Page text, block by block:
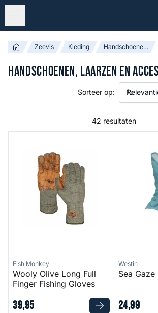
Zeevis Kleding Handschoenen, Laarzen en Accessoires
Handschoenen, Laarzen en
42 resultaten
Sorteer op:
Fish Monkey
Wooly Olive Long Full
Finger Fishing Gloves
39,95
Westin
Sea Gaze
24,99